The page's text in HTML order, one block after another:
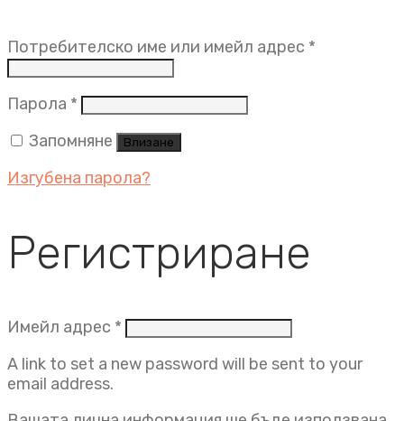
Потребителско име или имейл адрес *
Парола * Задължително
Запомняне
Влизане
Изгубена парола?
Регистриране
Имейл адрес * Задължително
A link to set a new password will be sent to your
email address.